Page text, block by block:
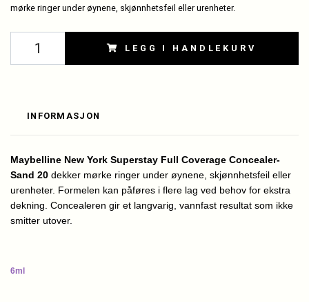
mørke ringer under øynene, skjønnhetsfeil eller urenheter.
LEGG I HANDLEKURV
INFORMASJON
Maybelline New York Superstay Full Coverage Concealer-
Sand 20 dekker mørke ringer under øynene, skjønnhetsfeil eller
urenheter. Formelen kan påføres i flere lag ved behov for ekstra
dekning. Concealeren gir et langvarig, vannfast resultat som ikke
smitter utover.
6ml